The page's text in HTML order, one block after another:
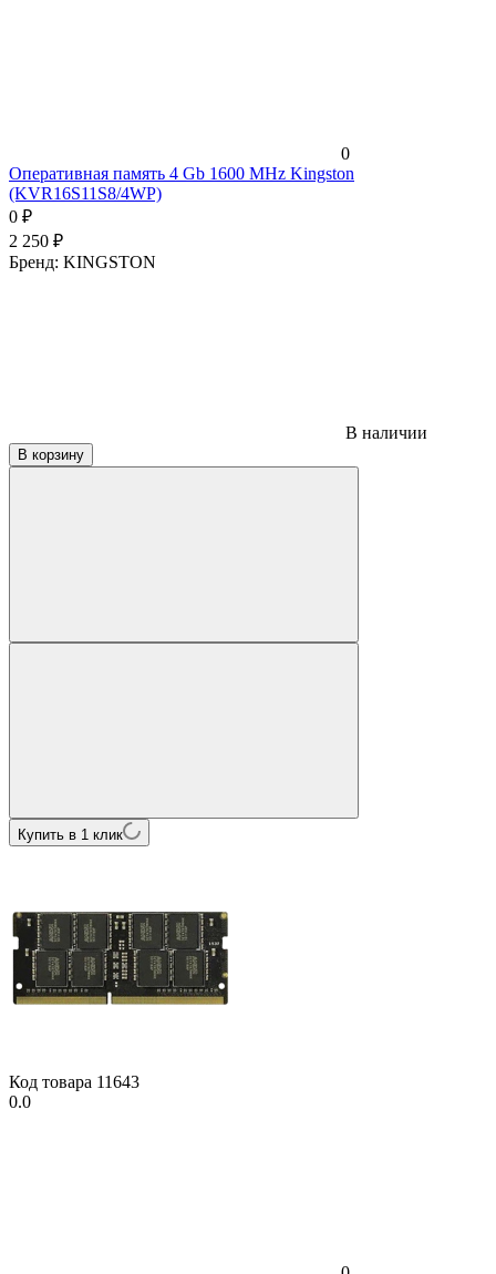
0
Оперативная память 4 Gb 1600 MHz Kingston
(KVR16S11S8/4WP)
0 ₽
2 250 ₽
Бренд: KINGSTON
В наличии
В корзину
Купить в 1 клик
Код товара 11643
0.0